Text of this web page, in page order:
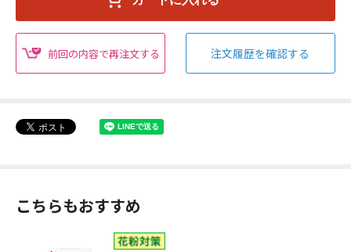
前回の内容で再注文する 注文履歴を確認する
こちらもおすすめ